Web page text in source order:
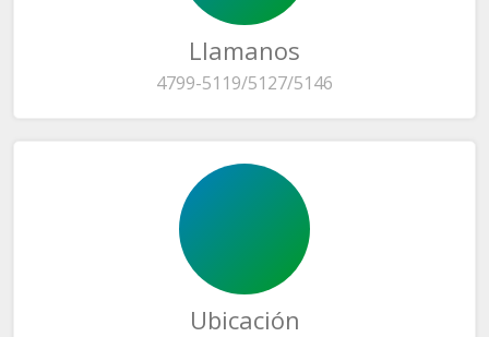
Llamanos
4799-5119/5127/5146
Ubicación